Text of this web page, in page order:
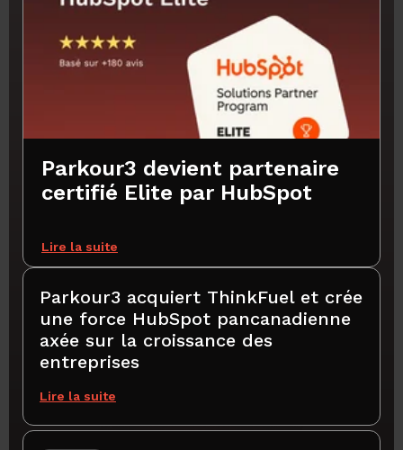
Parkour3 devient partenaire
certifié Elite par HubSpot
Lire la suite
Parkour3 acquiert ThinkFuel et crée
une force HubSpot pancanadienne
axée sur la croissance des
entreprises
Lire la suite